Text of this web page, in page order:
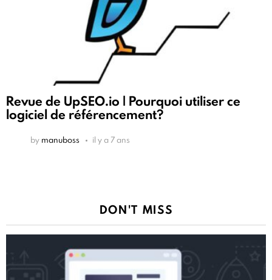
Revue de UpSEO.io | Pourquoi utiliser ce
logiciel de référencement?
by manuboss il y a 7 ans
DON'T MISS